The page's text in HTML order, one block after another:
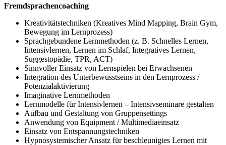
Fremdsprachencoaching
Kreativitätstechniken (Kreatives Mind Mapping, Brain Gym,
Bewegung im Lernprozess)
Sprachgebundene Lernmethoden (z. B. Schnelles Lernen,
Intensivlernen, Lernen im Schlaf, Integratives Lernen,
Suggestopädie, TPR, ACT)
Sinnvoller Einsatz von Lernspielen bei Erwachsenen
Integration des Unterbewusstseins in den Lernprozess /
Potenzialaktivierung
Imaginative Lernmethoden
Lernmodelle für Intensivlernen – Intensivseminare gestalten
Aufbau und Gestaltung von Gruppensettings
Anwendung von Equipment / Multimediaeinsatz
Einsatz von Entspannungstechniken
Hypnosystemischer Ansatz für beschleunigtes Lernen mit